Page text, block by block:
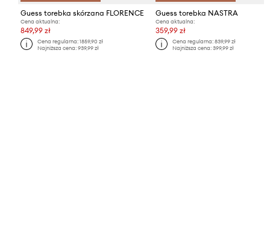
Guess torebka skórzana FLORENCE
Cena aktualna:
849,99 zł
Cena regularna:1859,90 zł
Najniższa cena:939,99 zł
Guess torebka NASTRA
Cena aktualna:
359,99 zł
Cena regularna: 839,99 zł
Najniższa cena: 399,99 zł